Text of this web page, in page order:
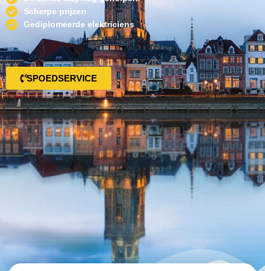
Scherpe prijzen
Gediplomeerde elektriciens
SPOEDSERVICE